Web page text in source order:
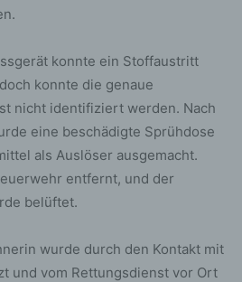
konnte ein Stoffaustritt
konnte die genaue
nicht identifiziert werden. Nach
eine beschädigte Sprühdose
als Auslöser ausgemacht.
entfernt, und der
belüftet.
wurde durch den Kontakt mit
und vom Rettungsdienst vor Ort